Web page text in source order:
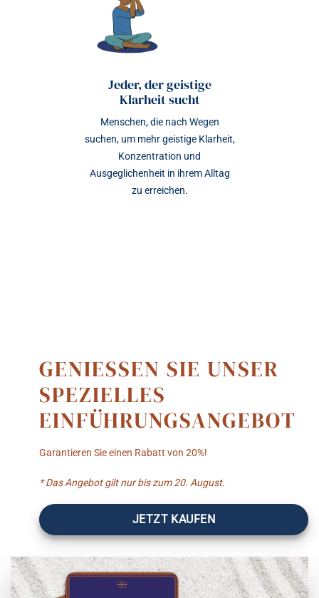
Jeder, der geistige
Klarheit sucht
Menschen, die nach Wegen
suchen, um mehr geistige Klarheit,
Konzentration und
Ausgeglichenheit in ihrem Alltag
zu erreichen.
GENIESSEN SIE UNSER
SPEZIELLES
EINFÜHRUNGSANGEBOT
Garantieren Sie einen Rabatt von 20%!
* Das Angebot gilt nur bis zum 20. August.
JETZT KAUFEN